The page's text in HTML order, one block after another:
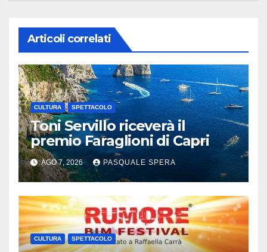
Articoli correlati
CULTURA SPETTACOLO
Toni Servillo riceverà il
premio Faraglioni di Capri
AGO 7, 2026 PASQUALE SPERA
CULTURA SPETTACOLO